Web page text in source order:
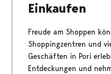
Einkaufen
Freude am Shoppen
Shoppingzentren und
Geschäften in Pori
Entdeckungen und